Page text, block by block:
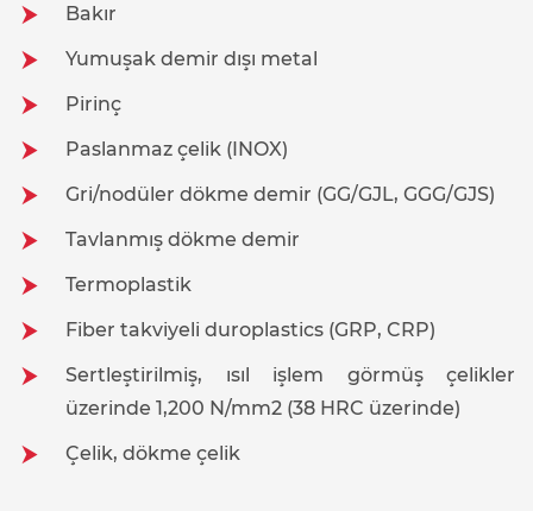
Bakır
Yumuşak demir dışı metal
Pirinç
Paslanmaz çelik (INOX)
Gri/nodüler dökme demir (GG/GJL, GGG/GJS)
Tavlanmış dökme demir
Termoplastik
Fiber takviyeli duroplastics (GRP, CRP)
Sertleştirilmiş, ısıl işlem görmüş çelikler
üzerinde 1,200 N/mm2 (38 HRC üzerinde)
Çelik, dökme çelik